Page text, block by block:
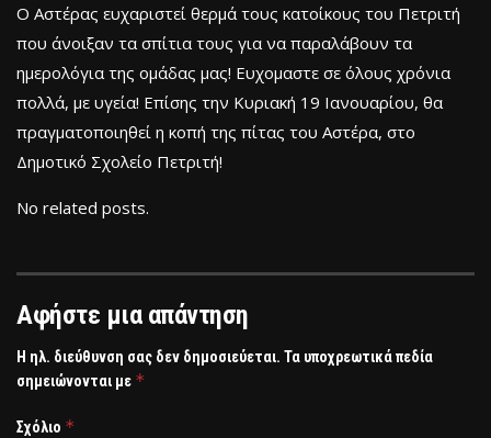
Ο Αστέρας ευχαριστεί θερμά τους κατοίκους του Πετριτή
που άνοιξαν τα σπίτια τους για να παραλάβουν τα
ημερολόγια της ομάδας μας! Ευχομαστε σε όλους χρόνια
πολλά, με υγεία! Επίσης την Κυριακή 19 Ιανουαρίου, θα
πραγματοποιηθεί η κοπή της πίτας του Αστέρα, στο
Δημοτικό Σχολείο Πετριτή!
No related posts.
Αφήστε μια απάντηση
Η ηλ. διεύθυνση σας δεν δημοσιεύεται. Τα υποχρεωτικά πεδία
σημειώνονται με *
Σχόλιο *